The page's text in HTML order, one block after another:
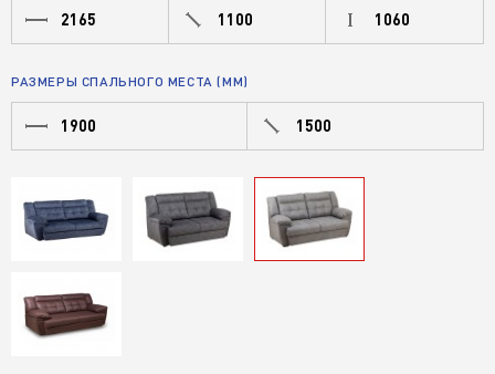
2165 1100 1060
РАЗМЕРЫ СПАЛЬНОГО МЕСТА (ММ)
1900 1500